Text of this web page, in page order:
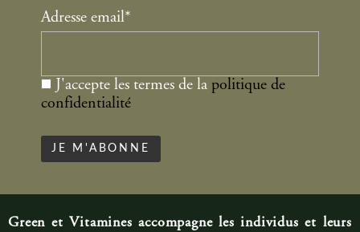
Adresse email*
J'accepte les termes de la politique de
confidentialité
Green et Vitamines accompagne les individus et leurs